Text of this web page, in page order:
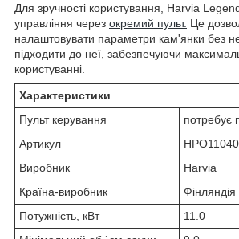
Для зручності користування, Harvia
управління через окремий пульт. Це
налаштовувати параметри кам'янки без
підходити до неї, забезпечуючи
користуванні.
Характеристики
Пульт керування
потребує
Артикул
Виробник
Harvia
Країна-виробник
Фінляндія
Потужність, кВт
11.0